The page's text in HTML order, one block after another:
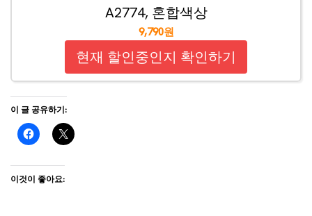
A2774, 혼합색상
9,790원
현재 할인중인지 확인하기
이 글 공유하기:
이것이 좋아요: